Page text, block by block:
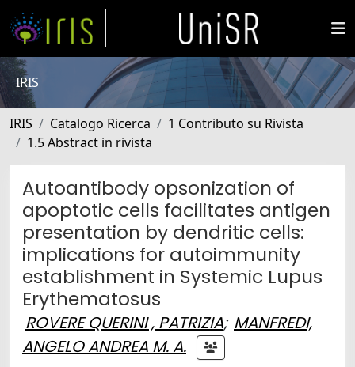
IRIS
IRIS Catalogo Ricerca
1 Contributo su Rivista
1.5 Abstract in rivista
Autoantibody opsonization of
apoptotic cells facilitates antigen
presentation by dendritic cells:
implications for autoimmunity
establishment in Systemic Lupus
Erythematosus
ROVERE QUERINI , PATRIZIA; MANFREDI,
ANGELO ANDREA M. A.